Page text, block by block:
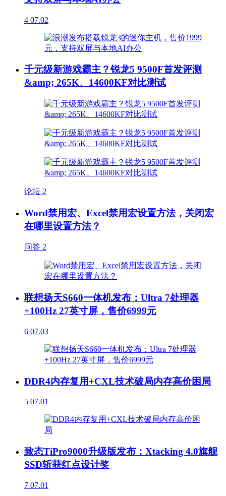
4 07.02
千元级新游戏霸主？锐龙5 9500F首发评测
&amp; 265K、14600KF对比测试
论坛 2
Word禁用宏、Excel禁用宏设置方法，关闭宏
在哪里设置方法？
问答 2
联想扬天S660一体机发布：Ultra 7处理器
+100Hz 27英寸屏，售价6999元
6 07.03
DDR4内存复用+CXL技术破局内存高价困局
5 07.01
致态TiPro9000升级版发布：Xtacking 4.0旗舰
SSD斩获红点设计奖
7 07.01